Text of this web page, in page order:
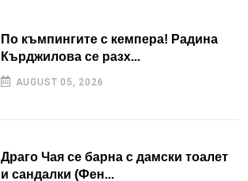
По къмпингите с кемпера! Радина
Кърджилова се разх...
AUGUST 05, 2026
Драго Чая се барна с дамски тоалет
и сандалки (Фен...